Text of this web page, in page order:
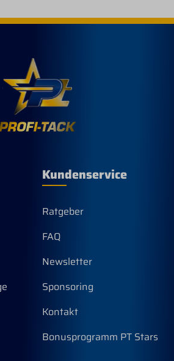
Kundenservice
Ratgeber
FAQ
Newsletter
Sponsoring
Kontakt
Bonusprogramm PT Stars